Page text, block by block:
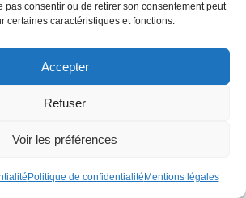
pas consentir ou de retirer son consentement peut
certaines caractéristiques et fonctions.
Accepter
Refuser
Voir les préférences
Politique de confidentialité Mentions légales
faibles quantités de crypto-
votre stock de crypto-
dire du trading actif).
que vous n’êtes pas réellement le
cette clé privée, et donc ainsi tous les
accéder à cette clé privée. Il y a là un